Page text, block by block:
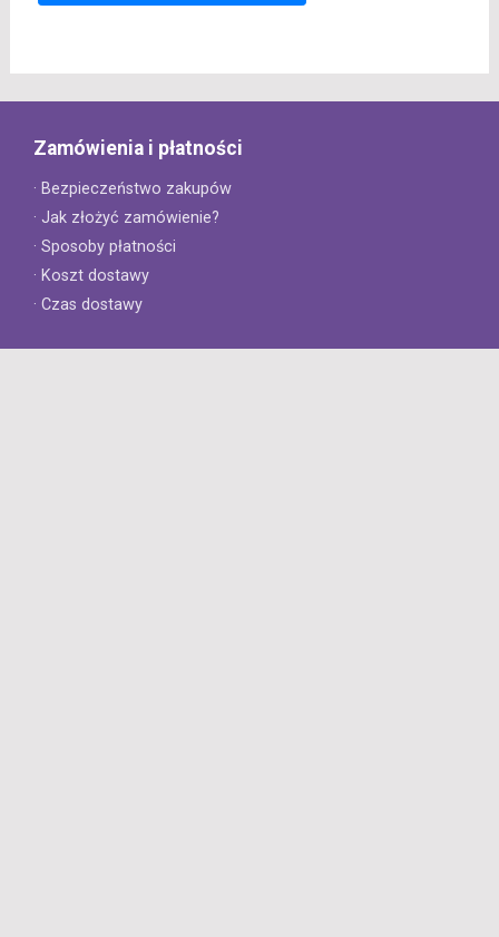
Zamówienia i płatności
· Bezpieczeństwo zakupów
· Jak złożyć zamówienie?
· Sposoby płatności
· Koszt dostawy
· Czas dostawy